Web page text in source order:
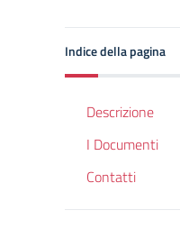
Indice della pagina
Descrizione
I Documenti
Contatti